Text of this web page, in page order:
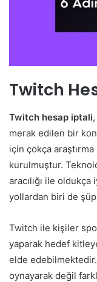
Twitch
Twitch hesap iptali
merak edilen bir
için çokça araştırma
kurulmuştur.
aracılığı ile
yollardan biri de
Twitch ile kişiler
yaparak hedef
elde
oynayarak değil